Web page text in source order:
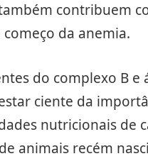
contribuem
da anemia.
do complexo B
ciente da
nutricionais de
animais recém